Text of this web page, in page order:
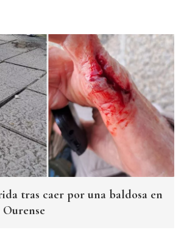
tras caer por una baldosa en